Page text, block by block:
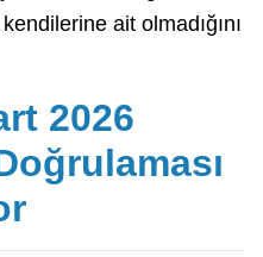
ait olmadığını
2026